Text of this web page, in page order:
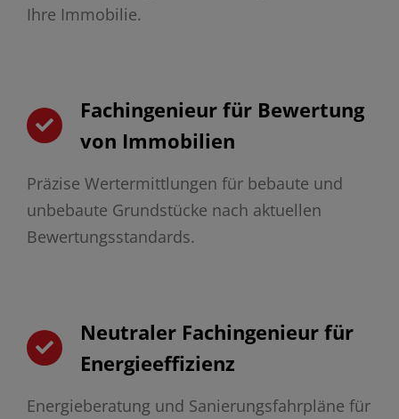
Ihre Immobilie.
Fachingenieur für Bewertung
von Immobilien
Präzise Wertermittlungen für bebaute und
unbebaute Grundstücke nach aktuellen
Bewertungsstandards.
Neutraler Fachingenieur für
Energieeffizienz
Energieberatung und Sanierungsfahrpläne für